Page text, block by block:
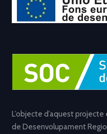
L’objecte d’aquest
de Desenvolupament